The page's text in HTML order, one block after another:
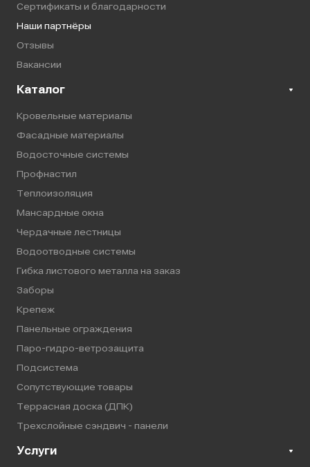
Сертификаты и благодарности
Наши партнёры
Отзывы
Вакансии
Каталог
Кровельные материалы
Фасадные материалы
Водосточные системы
Профнастил
Теплоизоляция
Мансардные окна
Чердачные лестницы
Водоотводные системы
Гибка листового металла на заказ
Заборы
Крепеж
Панельные ограждения
Паро-гидро-ветрозащита
Подсистема
Сопутствующие товары
Террасная доска (ДПК)
Трехслойные сэндвич - панели
Услуги